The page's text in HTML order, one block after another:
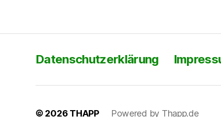
Datenschutzerklärung
© 2026 THAPP Powered by Thapp.de